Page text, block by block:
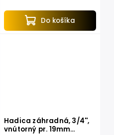
Do košíka
Hadica záhradná, 3/4'',
vnútorný pr. 19mm